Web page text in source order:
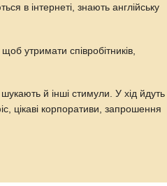
в інтернеті, знають англійську
утримати співробітників,
й інші стимули. У хід йдуть
цікаві корпоративи, запрошення